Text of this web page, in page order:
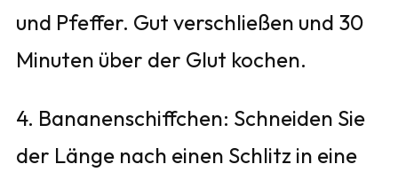
und Pfeffer. Gut verschließen und 30
Minuten über der Glut kochen.
4. Bananenschiffchen: Schneiden Sie
der Länge nach einen Schlitz in eine